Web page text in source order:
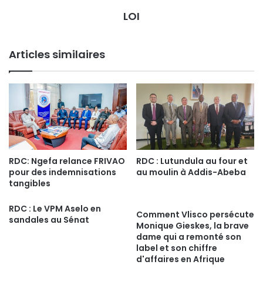
LOI
Articles similaires
RDC: Ngefa relance FRIVAO
pour des indemnisations
tangibles
RDC : Lutundula au four et
au moulin à Addis-Abeba
RDC : Le VPM Aselo en
sandales au Sénat
Comment Vlisco persécute
Monique Gieskes, la brave
dame qui a remonté son
label et son chiffre
d'affaires en Afrique